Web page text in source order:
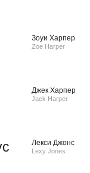
Зоуи Харпер
Zoe Harper
Джек Харпер
Jack Harper
Лекси Джонс
Lexy Jones